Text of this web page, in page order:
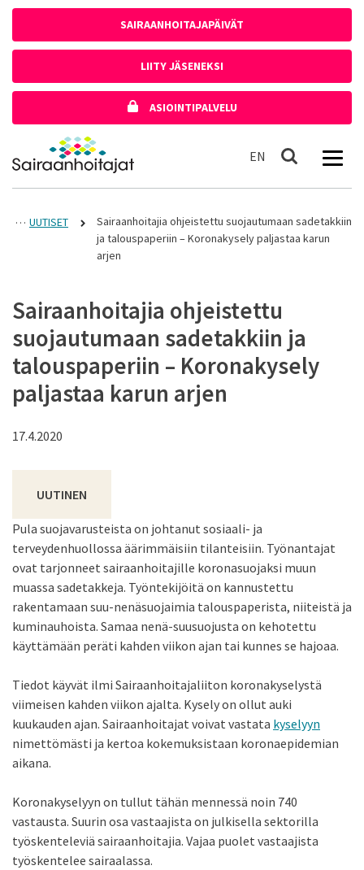
SAIRAANHOITAJAPÄIVÄT
LIITY JÄSENEKSI
ASIOINTIPALVELU
Etusivulle
EN In English
Haku
UUTISET
Sairaanhoitajia ohjeistettu suojautumaan sadetakkiin
ja talouspaperiin – Koronakysely paljastaa karun
arjen
Sairaanhoitajia ohjeistettu
suojautumaan sadetakkiin ja
talouspaperiin – Koronakysely
paljastaa karun arjen
17.4.2020
UUTINEN
Pula suojavarusteista on johtanut sosiaali- ja
terveydenhuollossa äärimmäisiin tilanteisiin. Työnantajat
ovat tarjonneet sairaanhoitajille koronasuojaksi muun
muassa sadetakkeja. Työntekijöitä on kannustettu
rakentamaan suu-nenäsuojaimia talouspaperista, niiteistä ja
kuminauhoista. Samaa nenä-suusuojusta on kehotettu
käyttämään peräti kahden viikon ajan tai kunnes se hajoaa.
Tiedot käyvät ilmi Sairaanhoitajaliiton koronakyselystä
viimeisen kahden viikon ajalta. Kysely on ollut auki
kuukauden ajan. Sairaanhoitajat voivat vastata kyselyyn
nimettömästi ja kertoa kokemuksistaan koronaepidemian
aikana.
Koronakyselyyn on tullut tähän mennessä noin 740
vastausta. Suurin osa vastaajista on julkisella sektorilla
työskenteleviä sairaanhoitajia. Vajaa puolet vastaajista
työskentelee sairaalassa.